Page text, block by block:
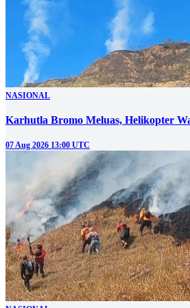
NASIONAL
Karhutla Bromo Meluas, Helikopter
07 Aug 2026 13:00 UTC